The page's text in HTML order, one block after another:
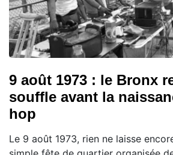
9 août 1973 : le Bronx
souffle avant la
hop
Le 9 août 1973, rien ne laisse